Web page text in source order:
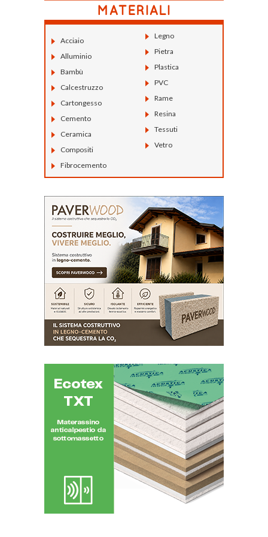
Acciaio
Alluminio
Bambù
Calcestruzzo
Cartongesso
Cemento
Ceramica
Compositi
Fibrocemento
Legno
Pietra
Plastica
PVC
Rame
Resina
Tessuti
Vetro